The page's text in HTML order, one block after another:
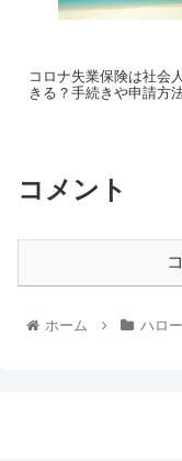
コロナ失業保険は社会
きる？手続きや申請方
コメント
ホーム ハロ